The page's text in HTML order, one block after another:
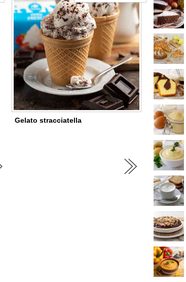
Gelato stracciatella